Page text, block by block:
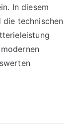
In diesem
technischen